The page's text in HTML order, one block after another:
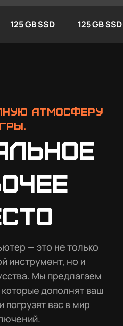
125 GB SSD 125 GB SSD
атмосферу
— это не только
инструмент, но и
Мы предлагаем
дополнят ваш
погрузят вас в мир